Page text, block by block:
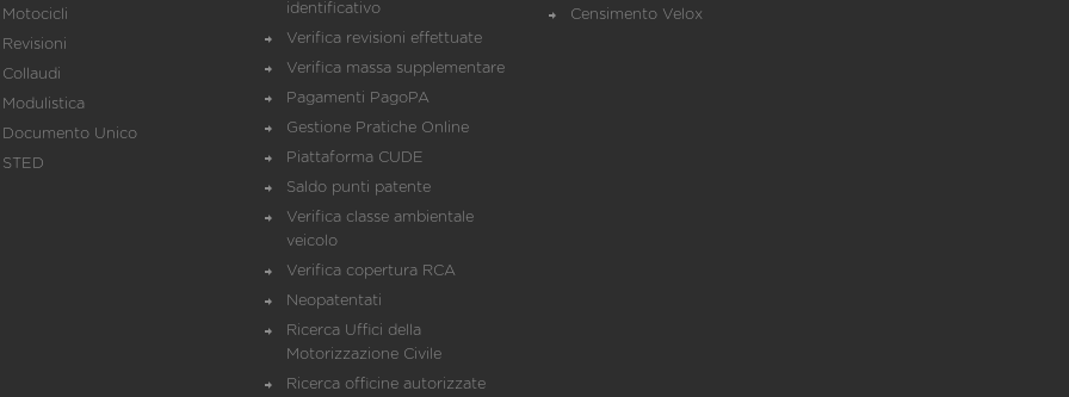
Motocicli
Revisioni
Collaudi
Modulistica
Documento Unico
STED
identificativo
Verifica revisioni effettuate
Verifica massa supplementare
Pagamenti PagoPA
Gestione Pratiche Online
Piattaforma CUDE
Saldo punti patente
Verifica classe ambientale
veicolo
Verifica copertura RCA
Neopatentati
Ricerca Uffici della
Motorizzazione Civile
Ricerca officine autorizzate
Censimento Velox